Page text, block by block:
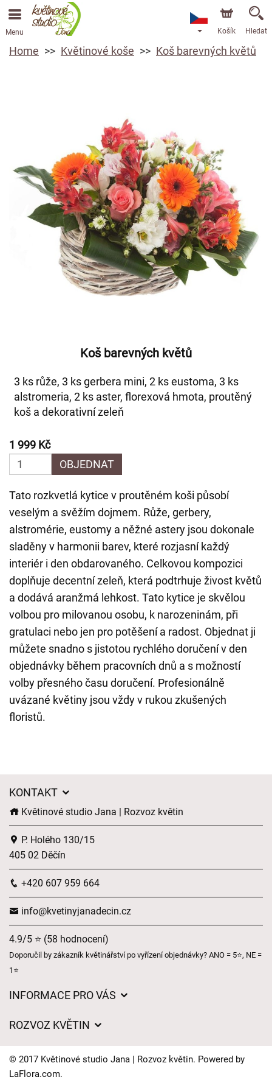
Menu Košík Hledat
Home Květinové koše Koš barevných květů
Koš barevných květů
3 ks růže, 3 ks gerbera mini, 2 ks eustoma, 3 ks
alstromeria, 2 ks aster, florexová hmota, proutěný
koš a dekorativní zeleň
1 999 Kč
OBJEDNAT
Tato rozkvetlá kytice v proutěném koši působí
veselým a svěžím dojmem. Růže, gerbery,
alstromérie, eustomy a něžné astery jsou dokonale
sladěny v harmonii barev, které rozjasní každý
interiér i den obdarovaného. Celkovou kompozici
doplňuje decentní zeleň, která podtrhuje živost květů
a dodává aranžmá lehkost. Tato kytice je skvělou
volbou pro milovanou osobu, k narozeninám, při
gratulaci nebo jen pro potěšení a radost. Objednat ji
můžete snadno s jistotou rychlého doručení v den
objednávky během pracovních dnů a s možností
volby přesného času doručení. Profesionálně
uvázané květiny jsou vždy v rukou zkušených
floristů.
KONTAKT
Květinové studio Jana | Rozvoz květin
P. Holého 130/15
405 02 Děčín
+420 607 959 664
info@kvetinyjanadecin.cz
4.9/5 ⭐ (58 hodnocení)
Doporučil by zákazník květinářství po vyřízení objednávky? ANO = 5⭐, NE =
1⭐
INFORMACE PRO VÁS
Ochrana osobních údajů
Často kladené dotazy
ROZVOZ KVĚTIN
Kam doručujeme květiny
© 2017 Květinové studio Jana | Rozvoz květin. Powered by
LaFlora.com.